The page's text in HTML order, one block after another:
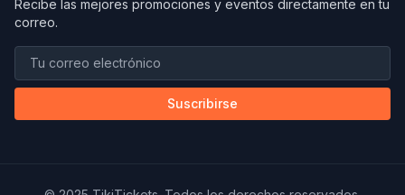
Recibe las mejores promociones y eventos directamente en tu
correo.
Suscribirse